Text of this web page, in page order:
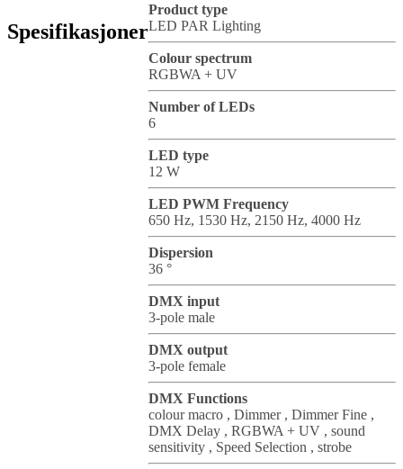
Spesifikasjoner
Product type
LED PAR Lighting
Colour spectrum
RGBWA + UV
Number of LEDs
6
LED type
12 W
LED PWM Frequency
650 Hz, 1530 Hz, 2150 Hz, 4000 Hz
Dispersion
36 °
DMX input
3-pole male
DMX output
3-pole female
DMX Functions
colour macro , Dimmer , Dimmer Fine ,
DMX Delay , RGBWA + UV , sound
sensitivity , Speed Selection , strobe